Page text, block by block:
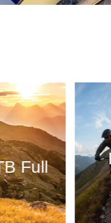
Rowery MTB
Hardtail